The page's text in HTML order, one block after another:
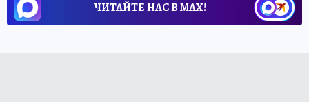
ЧИТАЙТЕ НАС В МАХ!